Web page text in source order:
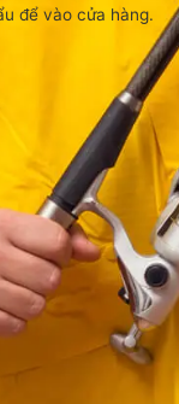
để vào cửa hàng.